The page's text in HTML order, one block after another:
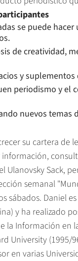
se puede
de creatividad,
y
periodismo y el
nuevos
su cartera de
Ulanovsky Sack,
semanal
sábados. Daniel
y ha realizado
la Información en
University (1995/
en varias